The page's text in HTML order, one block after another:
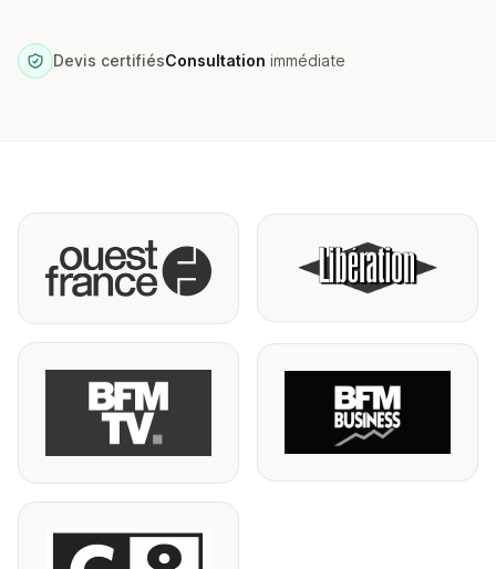
Devis certifiésConsultation immédiate